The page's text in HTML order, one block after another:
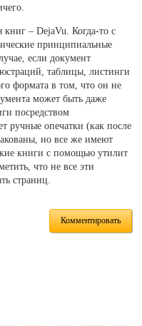
– DejaVu. Когда-то с
принципиальные
если документ
таблицы, листинги
формата в том, что он не
может быть даже
посредством
ручные опечатки (как после
но все же имеют
книги с помощью утилит
что не все эти
страниц.
Комментировать